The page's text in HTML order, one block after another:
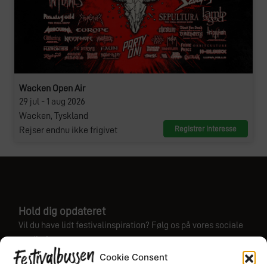
Cookie Consent
Wacken Open Air
29 jul - 1 aug 2026
Wacken, Tyskland
Rejser endnu ikke frigivet
Registrer interesse
Hold dig opdateret
Vil du have lidt festivalinspiration? Følg os på vores sociale
medier!